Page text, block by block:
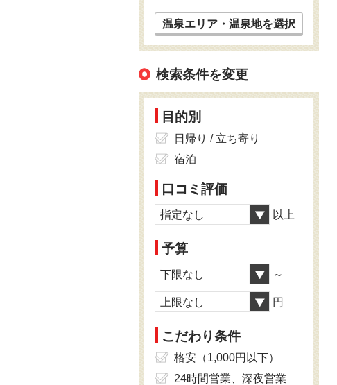
温泉エリア・温泉地を選択
検索条件を変更
目的別
日帰り / 立ち寄り
宿泊
口コミ評価
指定なし 以上
予算
下限なし ～
上限なし 円
こだわり条件
格安（1,000円以下）
24時間営業、深夜営業